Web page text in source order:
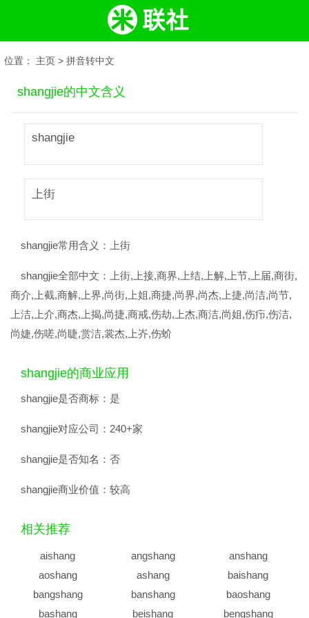
位置： 主页 > 拼音转中文
shangjie的中文含义
shangjie
上街
shangjie常用含义： 上街
shangjie全部中文：
上街,上接,商界,上结,上解,上节,上届,商街,
商介,上截,商解,上界,尚街,上姐,商捷,尚界,尚杰,上捷,尚洁,尚节,
上洁,上介,商杰,上揭,尚捷,商戒,伤劫,上杰,商洁,尚姐,伤疖,伤洁,
尚婕,伤嗟,尚睫,赏洁,裳杰,上岕,伤蚧
shangjie的商业应用
shangjie是否商标： 是
shangjie对应公司： 240+家
shangjie是否知名： 否
shangjie商业价值： 较高
相关推荐
aishang angshang
anshang
aoshang
ashang
baishang
bangshang
banshang
baoshang
bashang
beishang bengshang